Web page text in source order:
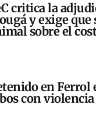
critica la
y exige
sobre el
en Ferrol
con